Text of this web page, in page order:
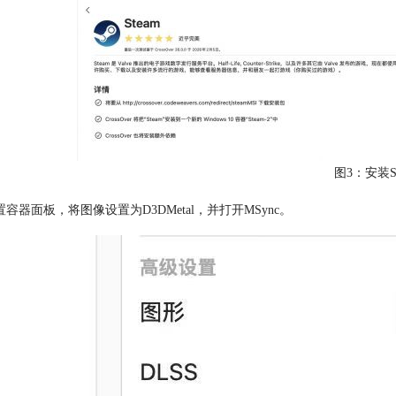
图3：安装
容器面板，将图像设置为D3DMetal，并打开MSync。